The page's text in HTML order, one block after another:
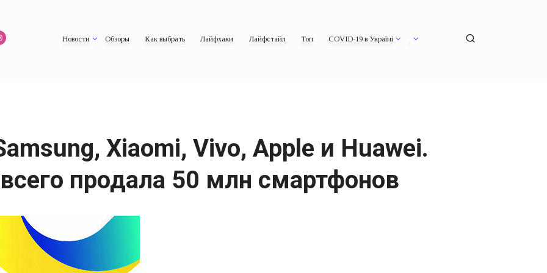
Новости Обзоры Как выбрать Лайфхаки Лайфстайл Топ COVID-19 в Україні
Xiaomi, Vivo, Apple и Huawei.
продала 50 млн смартфонов